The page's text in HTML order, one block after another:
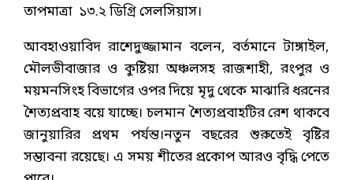
তাপমাত্রা ১৩.২ ডিগ্রি সেলসিয়াস।
আবহাওয়াবিদ রাশেদুজ্জামান বলেন, বর্তমানে টাঙ্গাইল,
মৌলভীবাজার ও কুষ্টিয়া অঞ্চলসহ রাজশাহী, রংপুর ও
ময়মনসিংহ বিভাগের ওপর দিয়ে মৃদু থেকে মাঝারি ধরনের
শৈত্যপ্রবাহ বয়ে যাচ্ছে। চলমান শৈত্যপ্রবাহটির রেশ থাকবে
জানুয়ারির প্রথম পর্যন্ত।নতুন বছরের শুরুতেই বৃষ্টির
সম্ভাবনা রয়েছে। এ সময় শীতের প্রকোপ আরও বৃদ্ধি পেতে